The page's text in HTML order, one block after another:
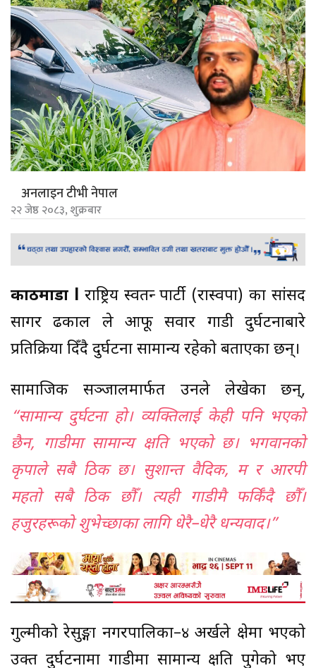
अनलाइन टीभी नेपाल
२२ जेष्ठ २०८३, शुक्रबार
काठमाडौं l राष्ट्रिय स्वतन्त्र पार्टी (रास्वपा) का सांसद
सागर ढकाल ले आफू सवार गाडी दुर्घटनाबारे
प्रतिक्रिया दिँदै दुर्घटना सामान्य रहेको बताएका छन्।
सामाजिक सञ्जालमार्फत उनले लेखेका छन्,
“सामान्य दुर्घटना हो। व्यक्तिलाई केही पनि भएको
छैन, गाडीमा सामान्य क्षति भएको छ। भगवानको
कृपाले सबै ठिक छ। सुशान्त वैदिक, म र आरपी
महतो सबै ठिक छौँ। त्यही गाडीमै फर्किँदै छौँ।
हजुरहरूको शुभेच्छाका लागि धेरै–धेरै धन्यवाद।”
गुल्मीको रेसुङ्गा नगरपालिका–४ अर्खले क्षेत्रमा भएको
उक्त दुर्घटनामा गाडीमा सामान्य क्षति पुगेको भए